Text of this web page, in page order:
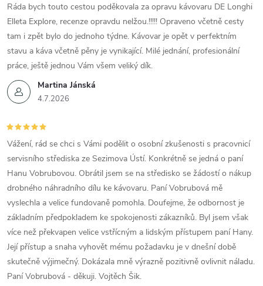
Martina Jánská
4.7.2026
Ráda bych touto cestou poděkovala za opravu kávovaru DE Longhi
Elleta Explore, recenze opravdu nelžou.!!!!! Opraveno včetně cesty
tam i zpět bylo do jednoho týdne. Kávovar je opět v perfektním
stavu a káva včetně pěny je vynikající. Milé jednání, profesionální
práce, ještě jednou Vám všem veliký dík.
Vážení, rád se chci s Vámi podělit o osobní zkušenosti s pracovnicí
servisního střediska ze Sezimova Ústí. Konkrétně se jedná o paní
Hanu Vobrubovou. Obrátil jsem se na středisko se žádostí o nákup
drobného náhradního dílu ke kávovaru. Paní Vobrubová mě
vyslechla a velice fundovaně pomohla. Doufejme, že odbornost je
základním předpokladem ke spokojenosti zákazníků. Byl jsem však
více než překvapen velice vstřícným a lidským přístupem paní Hany.
Její přístup a snaha vyhovět mému požadavku je v dnešní době
skutečně výjimečný. Dokázala mně výrazně pozitivně ovlivnit náladu.
Paní Vobrubová - děkuji. Vojtěch Šik.